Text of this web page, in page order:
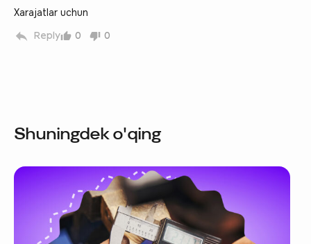
Xarajatlar uchun
0 0
Reply
Shuningdek o'qing